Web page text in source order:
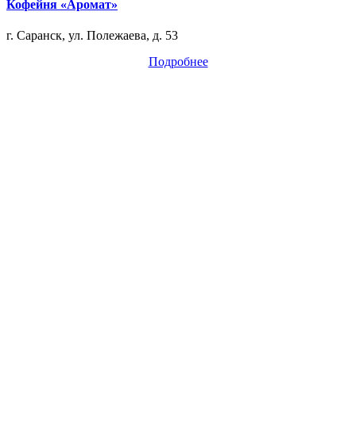
Кофейня «Аромат»
г. Саранск, ул. Полежаева, д. 53
Подробнее